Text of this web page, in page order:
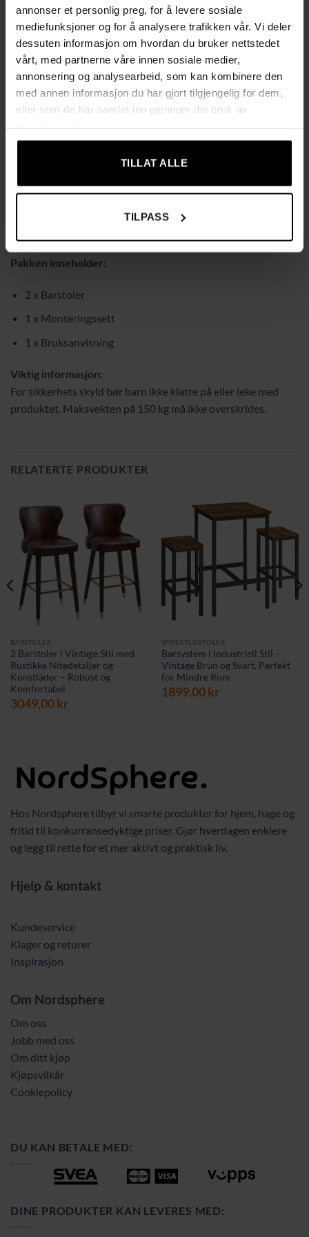
annonser et personlig preg, for å levere sosiale
mediefunksjoner og for å analysere trafikken vår. Vi deler
dessuten informasjon om hvordan du bruker nettstedet
vårt, med partnerne våre innen sosiale medier,
annonsering og analysearbeid, som kan kombinere den
med annen informasjon du har gjort tilgjengelig for dem,
eller som de har samlet inn gjennom din bruk av
TILLAT ALLE
TILPASS
Hva du får:
Et sett med to robuste barstoler i industridesign, hvor hver
stol har en vektkapasitet på opptil 150 kg, som sikrer
stabilitet og langvarig bruk.
Spesifikasjoner:
Sponplate, stål
Produktstørrelse:32 x 65 cm (Dia. x H)
Pakken inneholder:
2 x Barstoler
1 x Monteringssett
1 x Bruksanvisning
Viktig informasjon:
For sikkerhets skyld bør barn ikke klatre på eller leke med
produktet. Maksvekten på 150 kg må ikke overskrides.
RELATERTE PRODUKTER
BARSTOLER
2 Barstoler i Vintage Stil med
Rustikke Nitedetaljer og
Konstläder – Robust og
Komfortabel
3049,00kr
SPISESTUESTOLER
Barsystem i Industriell Stil –
Vintage Brun og Svart, Perfekt
for Mindre Rom
1899,00kr
Hos Nordsphere tilbyr vi smarte produkter for hjem, hage og
fritid til konkurransedyktige priser. Gjør hverdagen enklere
og legg til rette for et mer aktivt og praktisk liv.
Hjelp & kontakt
Kundeservice
Klager og returer
Inspirasjon
Om Nordsphere
Om oss
Jobb med oss
Om ditt kjøp
Kjøpsvilkår
Cookiepolicy
DU KAN BETALE MED:
DINE PRODUKTER KAN LEVERES MED: